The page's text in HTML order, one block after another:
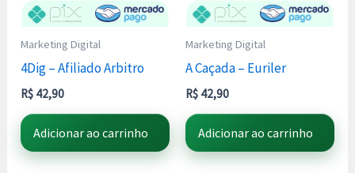
Marketing Digital
4Dig – Afiliado Arbitro
R$ 42,90
Adicionar ao carrinho
Marketing Digital
A Caçada – Euriler
R$ 42,90
Adicionar ao carrinho